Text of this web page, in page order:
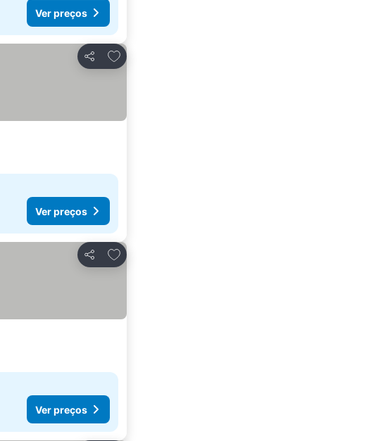
Ver preços
Partilhar
Adicionar aos favoritos
Ver preços
Partilhar
Adicionar aos favoritos
Ver preços